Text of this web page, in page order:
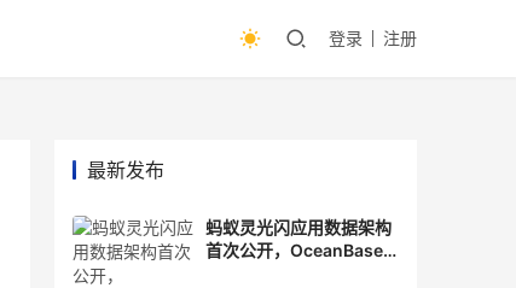
登录 注册
最新发布
蚂蚁灵光闪应用数据架构
首次公开，OceanBase